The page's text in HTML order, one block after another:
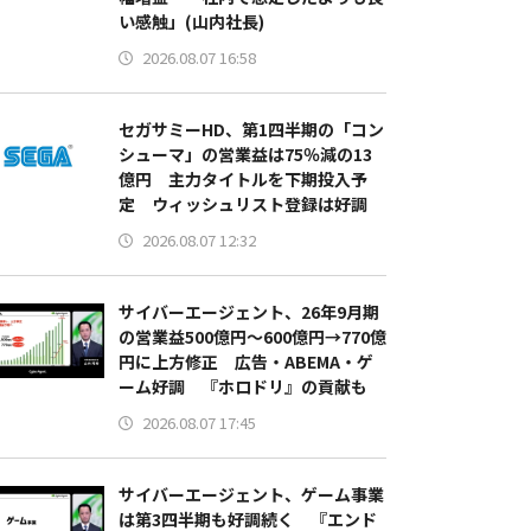
い感触」(山内社長)
2026.08.07 16:58
セガサミーHD、第1四半期の「コン
シューマ」の営業益は75％減の13
億円 主力タイトルを下期投入予
定 ウィッシュリスト登録は好調
2026.08.07 12:32
サイバーエージェント、26年9月期
の営業益500億円～600億円→770億
円に上方修正 広告・ABEMA・ゲ
ーム好調 『ホロドリ』の貢献も
2026.08.07 17:45
サイバーエージェント、ゲーム事業
は第3四半期も好調続く 『エンド